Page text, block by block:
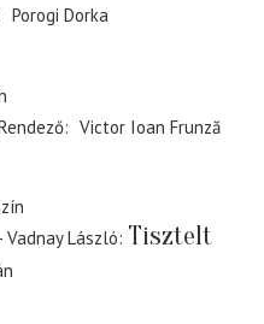
Porogi Dorka
Victor Ioan Frunză
László Tisztelt